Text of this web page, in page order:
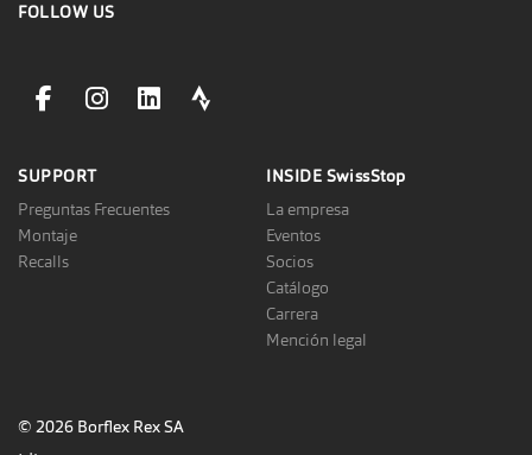
FOLLOW US
facebookLink
instagramLink
linkedinLinkstravaLink
SUPPORT
Preguntas Frecuentes
Montaje
Recalls
INSIDE SwissStop
La empresa
Eventos
Socios
Catálogo
Carrera
Mención legal
© 2026 Borflex Rex SA